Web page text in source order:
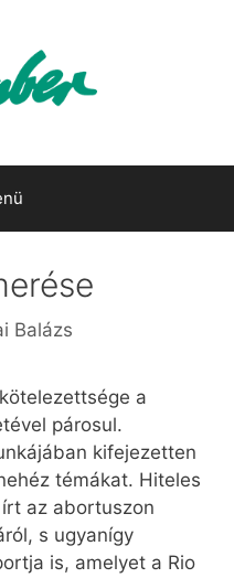
Balázs
a
párosul.
kifejezetten
témákat. Hiteles
az abortuszon
s ugyanígy
is, amelyet a Rio